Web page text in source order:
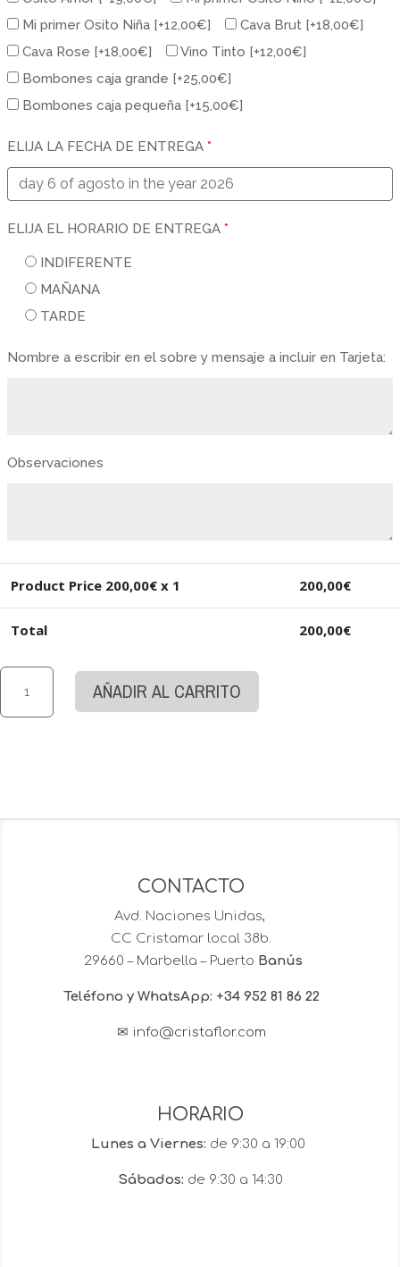
Mi primer Osito Niña [+12,00€] Cava Brut [+18,00€]
Cava Rose [+18,00€] Vino Tinto [+12,00€]
Bombones caja grande [+25,00€]
Bombones caja pequeña [+15,00€]
ELIJA LA FECHA DE ENTREGA *
ELIJA EL HORARIO DE ENTREGA *
INDIFERENTE
MAÑANA
TARDE
Nombre a escribir en el sobre y mensaje a incluir en Tarjeta:
Observaciones
Product Price 200,00€ x 1 200,00€
Total 200,00€
Ramo
50
AÑADIR AL CARRITO
CONTACTO
Avd. Naciones Unidas,
CC Cristamar local 38b.
29660 – Marbella – Puerto Banús
Teléfono y WhatsApp: +34 952 81 86 22
✉ info@cristaflor.com
HORARIO
Lunes a Viernes: de 9:30 a 19:00
Sábados: de 9:30 a 14:30